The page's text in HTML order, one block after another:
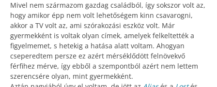
Mivel nem származom gazdag családból, így sokszor volt az,
hogy amikor épp nem volt lehetőségem kinn csavarogni,
akkor a TV volt az, ami szórakozási eszköz volt. Már
gyermekként is voltak olyan címek, amelyek felkeltették a
figyelmemet, s hetekig a hatása alatt voltam. Ahogyan
cseperedtem persze ez azért mérséklődött felnövekvő
férfihez mérve, így ebből a szempontból azért nem lettem
szerencsére olyan, mint gyermekként.